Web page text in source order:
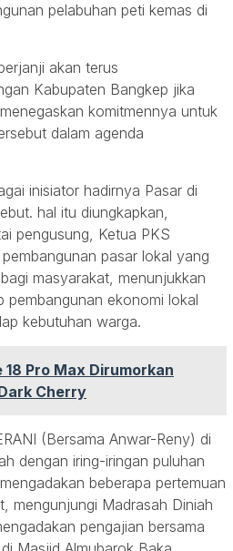
pelabuhan peti kemas di
akan terus
Kabupaten Bangkep jika
komitmennya untuk
dalam agenda
inisiator hadirnya Pasar di
hal itu diungkapkan,
pengusung, Ketua PKS
pasar lokal yang
masyarakat, menunjukkan
pembangunan ekonomi lokal
kebutuhan warga.
18 Pro Max Dirumorkan
Cherry
(Bersama Anwar-Reny) di
dengan iring-iringan puluhan
beberapa pertemuan
mengunjungi Madrasah Diniah
pengajian bersama